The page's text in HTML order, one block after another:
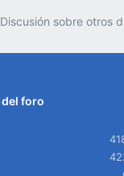
Discusión sobre otros
foro